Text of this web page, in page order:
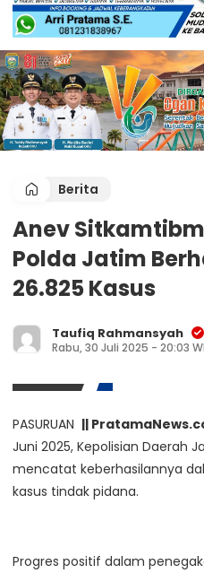
Berita
Anev
Polda Jatim
26.825 Kasus
Taufiq Rahmansyah
Rabu, 30 Juli 2025 - 20:03
PASURUAN ||
Juni 2025, Kepolisian Daerah
mencatat keberhasilannya
kasus tindak pidana.
Progres positif dalam